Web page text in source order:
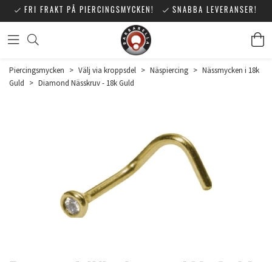
FRI FRAKT PÅ PIERCINGSMYCKEN! SNABBA LEVERANSER!
Piercingsmycken > Välj via kroppsdel > Näspiercing > Nässmycken i 18k
Guld > Diamond Nässkruv - 18k Guld